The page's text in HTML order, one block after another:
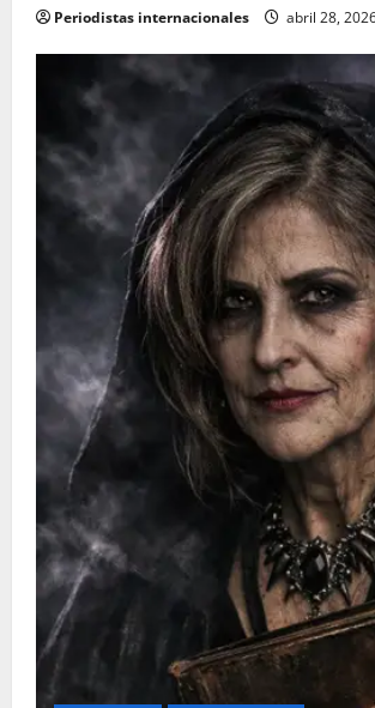
Periodistas internacionales abril 28,